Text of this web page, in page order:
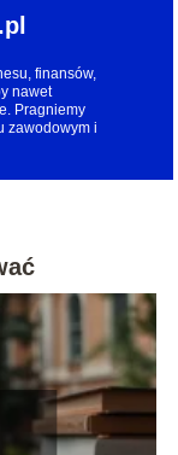
finansów,
nawet
Pragniemy
zawodowym i